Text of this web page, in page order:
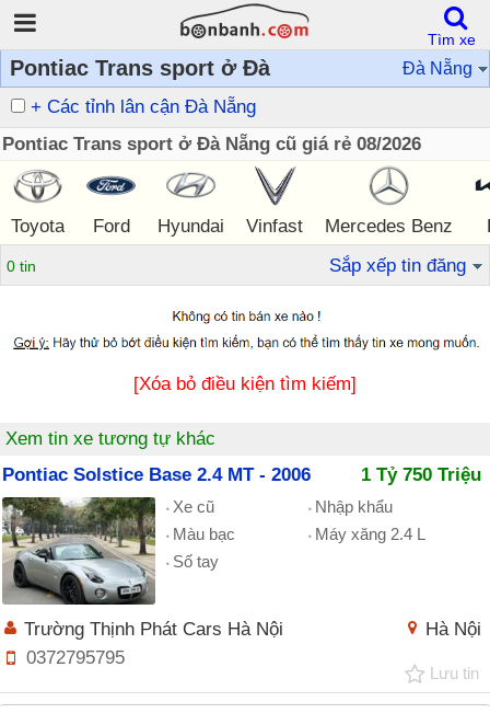
Pontiac Trans sport ở Đà Đà Nẵng
+ Các tỉnh lân cận Đà Nẵng
Pontiac Trans sport ở Đà Nẵng cũ giá rẻ 08/2026
Toyota Ford Hyundai Vinfast Mercedes Benz
0 tin Sắp xếp tin đăng
[Xóa bỏ điều kiện tìm kiếm]
Xem tin xe tương tự khác
Pontiac Solstice Base 2.4 MT - 2006
1 Tỷ 750 Triệu
Xe cũ
Nhập khẩu
Màu bạc
Máy xăng 2.4 L
Số tay
Hà Nội
Trường Thịnh Phát Cars Hà Nội
0372795795
Lưu tin
Tìm xe